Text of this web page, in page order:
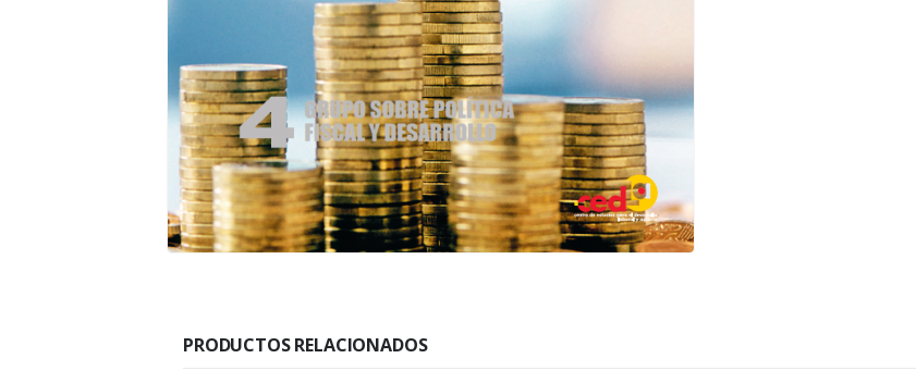
PRODUCTOS RELACIONADOS